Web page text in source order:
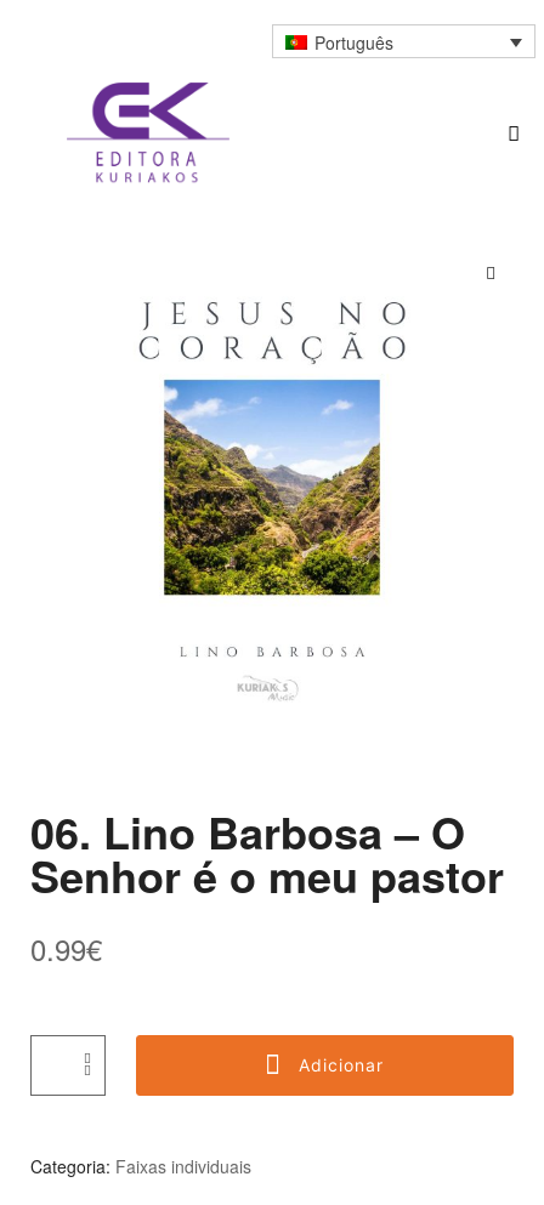
Português
06. Lino Barbosa – O
Senhor é o meu pastor
0.99€
Adicionar
Categoria: Faixas individuais